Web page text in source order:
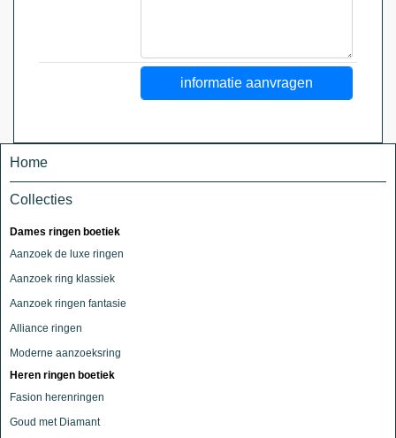
Home
Collecties
Dames ringen boetiek
Aanzoek de luxe ringen
Aanzoek ring klassiek
Aanzoek ringen fantasie
Alliance ringen
Moderne aanzoeksring
Heren ringen boetiek
Fasion herenringen
Goud met Diamant